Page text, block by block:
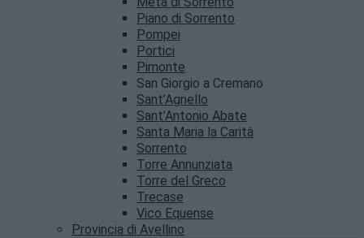
Piano di Sorrento
Pompei
Portici
Pimonte
San Giorgio a Cremano
Sant’Agnello
Sant’Antonio Abate
Santa Maria la Carità
Sorrento
Torre Annunziata
Torre del Greco
Trecase
Vico Equense
Provincia di Avellino